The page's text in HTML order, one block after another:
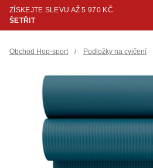
ZÍSKEJTE SLEVU AŽ 5 970 KČ
ŠETŘIT
Obchod Hop-sport / Podložky na cvičení